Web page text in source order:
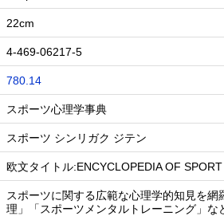
22cm
4-469-06217-5
780.14
スポーツ心理学事典
スポーツ シンリガク ジテン
欧文タイトル:ENCYCLOPEDIA OF
スポーツに関する広範な心理学的知見を
理」「スポーツメンタルトレーニング」